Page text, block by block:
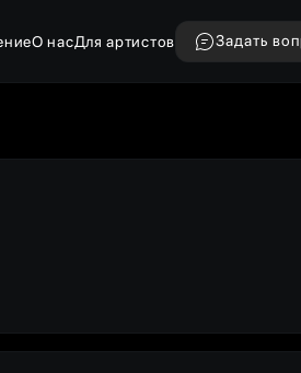
О насДля артистов Задать